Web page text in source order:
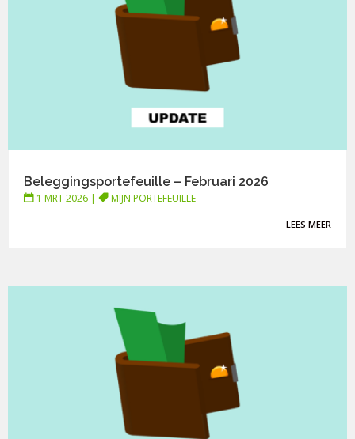
Beleggingsportefeuille – Februari 2026
1 MRT 2026 | MIJN PORTEFEUILLE
LEES MEER